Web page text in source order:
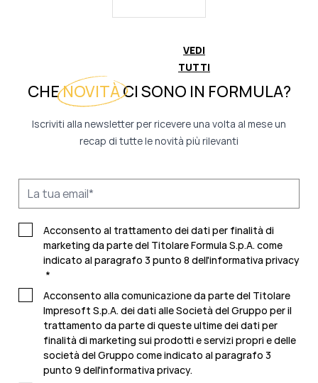
VEDI
TUTTI
CHENOVITÀCI SONO IN FORMULA?
Iscriviti alla newsletter per ricevere una volta al mese un
recap di tutte le novità più rilevanti
Acconsento al trattamento dei dati per finalità di
marketing da parte del Titolare Formula S.p.A. come
indicato al paragrafo 3 punto 8 dell'informativa privacy
*
Acconsento alla comunicazione da parte del Titolare
Impresoft S.p.A. dei dati alle Società del Gruppo per il
trattamento da parte di queste ultime dei dati per
finalità di marketing sui prodotti e servizi propri e delle
società del Gruppo come indicato al paragrafo 3
punto 9 dell'informativa privacy.